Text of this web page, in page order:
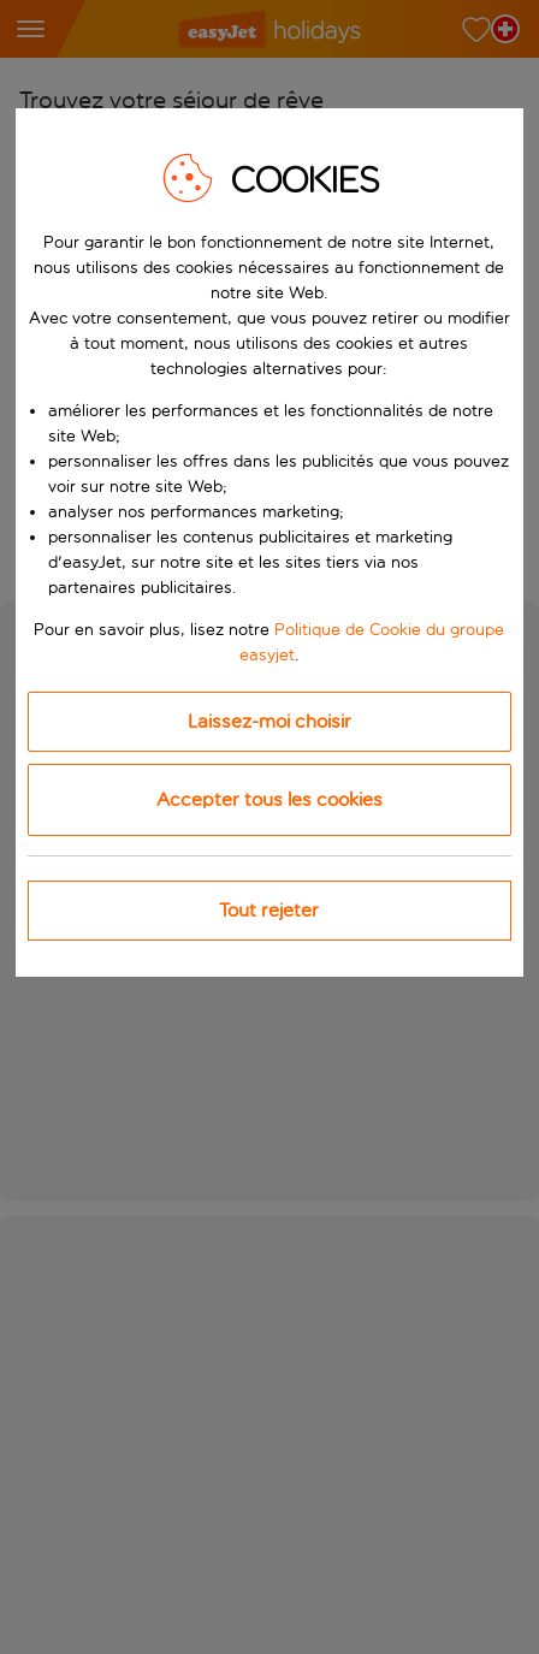
Trouvez votre séjour de rêve
Choisissez votre aéroport
Commencez à taper pour la saisie automatique. Lorsque les
Choisissez votre destination
Vers
Choisissez vos dates
Quand
Rechercher
COOKIES
Pour garantir le bon fonctionnement de notre site Internet,
nous utilisons des cookies nécessaires au fonctionnement de
notre site Web.
Avec votre consentement, que vous pouvez retirer ou modifier
à tout moment, nous utilisons des cookies et autres
technologies alternatives pour:
améliorer les performances et les fonctionnalités de notre
site Web;
personnaliser les offres dans les publicités que vous pouvez
voir sur notre site Web;
analyser nos performances marketing;
personnaliser les contenus publicitaires et marketing
d'easyJet, sur notre site et les sites tiers via nos
partenaires publicitaires.
Pour en savoir plus, lisez notre Politique de Cookie du groupe
easyjet.
Laissez-moi choisir
Accepter tous les cookies
Tout rejeter